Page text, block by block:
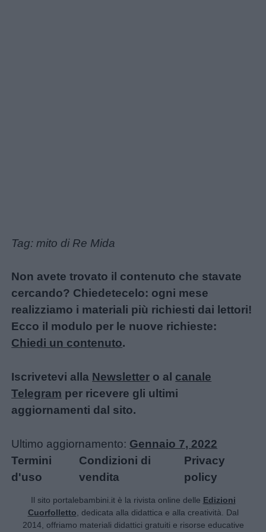
Tag: mito di Re Mida
Non avete trovato il contenuto che stavate
cercando? Chiedetecelo: ogni mese
realizziamo i materiali più richiesti dai lettori!
Ecco il modulo per le nuove richieste:
Chiedi un contenuto.
Iscrivetevi alla Newsletter o al canale
Telegram per ricevere gli ultimi
aggiornamenti dal sito.
Ultimo aggiornamento: Gennaio 7, 2022
Termini
d'uso
Condizioni di
vendita
Privacy
policy
Il sito portalebambini.it è la rivista online delle Edizioni
Cuorfolletto, dedicata alla didattica e alla creatività. Dal
2014, offriamo materiali didattici gratuiti e risorse educative